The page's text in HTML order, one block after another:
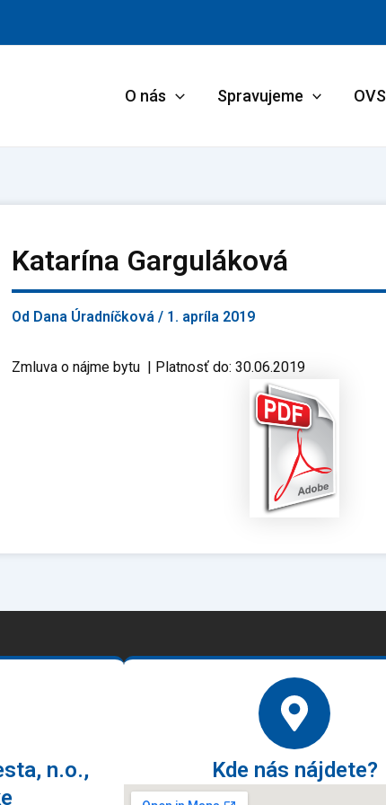
O nás Spravujeme OVS
Katarína Garguláková
Od Dana Úradníčková / 1. apríla 2019
Zmluva o nájme bytu | Platnosť do: 30.06.2019
n.o.,
Kde nás nájdete?